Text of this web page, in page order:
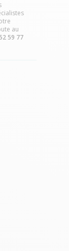
au
59 77